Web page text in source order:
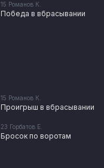
15 Романов К.
Победа в вбрасывании
15 Романов К.
Проигрыш в вбрасывании
23 Горбатов Е.
Бросок по воротам